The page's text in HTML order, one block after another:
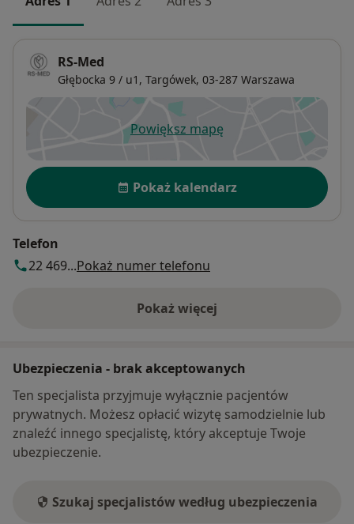
RS-Med
Głębocka 9 / u1, Targówek, 03-287 Warszawa
Powiększ mapęotwiera się w nowej karcie
Dostępność
Pokaż kalendarz
Telefon
22 469...Pokaż numer telefonu
Pokaż więcej
o adresie
Ubezpieczenia - brak akceptowanych
Ten specjalista przyjmuje wyłącznie pacjentów
prywatnych. Możesz opłacić wizytę samodzielnie lub
znaleźć innego specjalistę, który akceptuje Twoje
ubezpieczenie.
Szukaj specjalistów według ubezpieczenia